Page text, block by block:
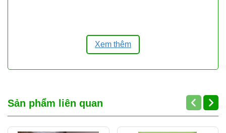
dango, bánh flan gạo hoặc bánh hấp
đặc tính bột mịn đều và dễ hòa nước.
các cơ sở làm bánh chuyên nghiệp và gia
mịn, đẹp, thơm ngon
vượt trội.
Xem thêm
Sản phẩm liên quan